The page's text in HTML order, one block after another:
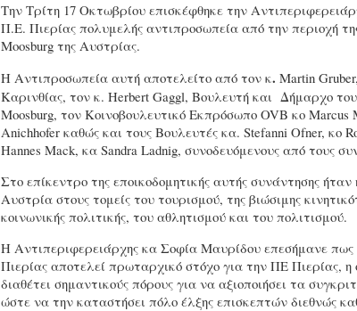
Την Τρίτη 17 Οκτωβρίου επισκέφθηκε την
Π.Ε. Πιερίας πολυμελής αντιπροσωπεία από την περιοχή
Moosburg της Αυστρίας.
Η Αντιπροσωπεία αυτή αποτελείτο από τον κ. Martin
Καρινθίας, τον κ. Herbert Gaggl, Βουλευτή και Δήμαρχο
Moosburg, τον Κοινοβουλευτικό Εκπρόσωπο OVB κο Marcus
Anichhofer καθώς και τους Βουλευτές κα. Stefanni Ofner, κo
Hannes Mack, κα Sandra Ladnig, συνοδευόμενους από τους
Στο επίκεντρο της εποικοδομητικής αυτής συνάντησης
Αυστρία στους τομείς του τουρισμού, της βιώσιμης
κοινωνικής πολιτικής, του αθλητισμού και του πολιτισμού.
Η Αντιπεριφερειάρχης κα Σοφία Μαυρίδου επεσήμανε πως
Πιερίας αποτελεί πρωταρχικό στόχο για την ΠΕ Πιερίας,
διαθέτει σημαντικούς πόρους για να αξιοποιήσει τα
ώστε να την καταστήσει πόλο έλξης επισκεπτών διεθνώς